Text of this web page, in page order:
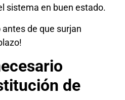
sistema en buen estado.
antes de que surjan
de